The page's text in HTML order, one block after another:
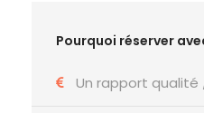
Pourquoi réserver
Un rapport qualité